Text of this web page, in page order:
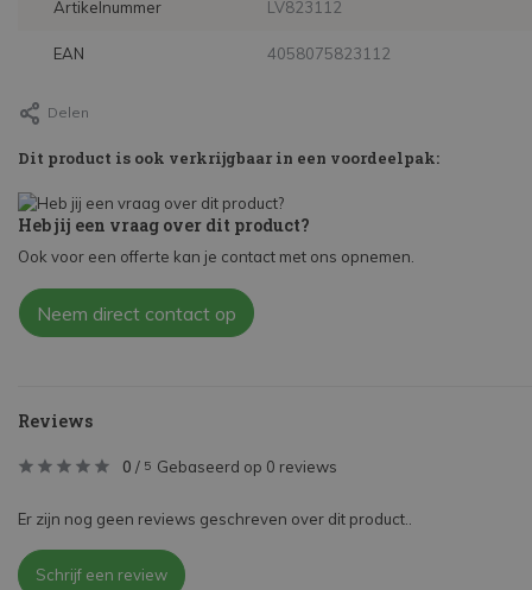
Artikelnummer LV823112
EAN 4058075823112
Delen
Dit product is ook verkrijgbaar in een voordeelpak:
Heb jij een vraag over dit product?
Ook voor een offerte kan je contact met ons opnemen.
Neem direct contact op
Reviews
0 / 5 Gebaseerd op 0 reviews
Er zijn nog geen reviews geschreven over dit product..
Schrijf een review